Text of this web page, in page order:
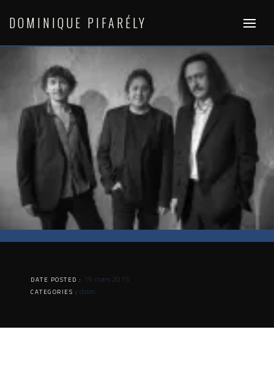
content
DOMINIQUE PIFARÉLY
DATE POSTED : 19 mars 2015
CATEGORIES : dates